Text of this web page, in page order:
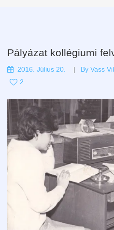
Pályázat kollégiumi
2016. Július 20. By Vass
2